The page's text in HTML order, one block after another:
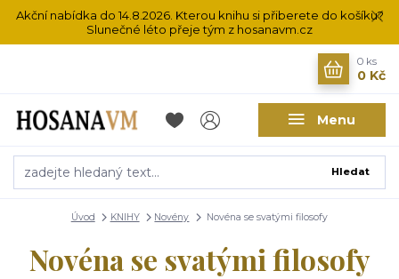
Akční nabídka do 14.8.2026. Kterou knihu si přiberete do košíku?
Slunečné léto přeje tým z hosanavm.cz
Menu
Hledat
0 ks
0 Kč
Úvod KNIHY Novény Novéna se svatými filosofy
Novéna se svatými filosofy